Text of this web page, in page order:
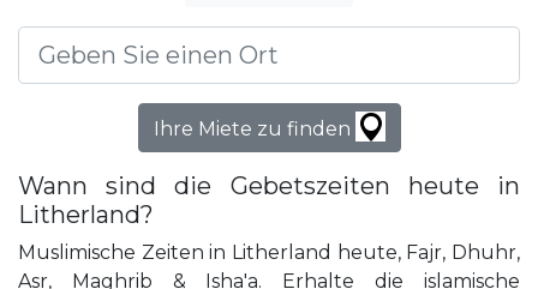
Ihre Miete zu finden
Wann sind die Gebetszeiten heute in
Litherland?
Muslimische Zeiten in Litherland heute, Fajr, Dhuhr,
Asr, Maghrib & Isha'a. Erhalte die islamische